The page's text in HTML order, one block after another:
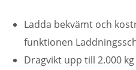
Ladda bekvämt och
funktionen
Dragvikt upp till 2.000 kg